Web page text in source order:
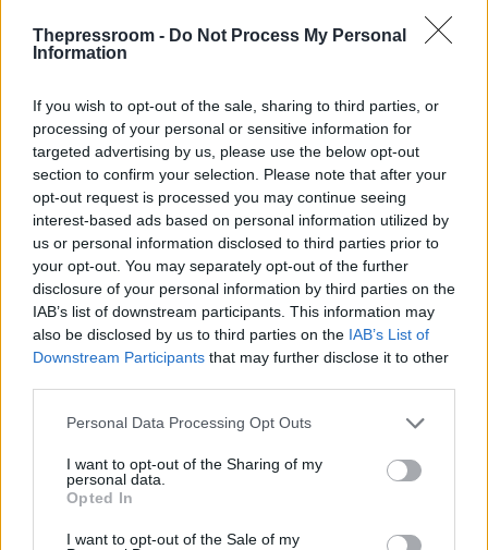
Thepressroom - Do Not Process My Personal
Information
If you wish to opt-out of the sale, sharing to third parties, or
processing of your personal or sensitive information for
targeted advertising by us, please use the below opt-out
section to confirm your selection. Please note that after your
opt-out request is processed you may continue seeing
interest-based ads based on personal information utilized by
us or personal information disclosed to third parties prior to
your opt-out. You may separately opt-out of the further
disclosure of your personal information by third parties on the
IAB’s list of downstream participants. This information may
also be disclosed by us to third parties on the IAB’s List of
Downstream Participants that may further disclose it to other
Please note that this website/app uses one or more Google
not limited to your visit or usage behaviour. You may click to
grant or deny consent to Google and its third-party tags to
use your data for below specified purposes in below Google
consent section.
Personal Data Processing Opt Outs
I want to opt-out of the Sharing of my
personal data.
Opted In
I want to opt-out of the Sale of my
Εγκλωβίζοντας ταυτόχρονα αυτούς τους δύο
Τύρο στα παράλια– ο ισραηλινός στρατός
επιχειρεί να παραλύσει τις μετακινήσεις στο νότιο
Λίβανο και να επιβάλει μια νέα, τετελεσμένη
πραγματικότητα στη ζώνη των συγκρούσεων.